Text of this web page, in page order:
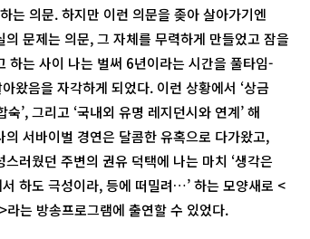
는 의문. 하지만 이런 의문을 좆아 살아가기엔
의 문제는 의문, 그 자체를 무력하게 만들었고 잠을
하는 사이 나는 벌써 6년이라는 시간을 풀타임-
왔음을 자각하게 되었다. 이런 상황에서 ‘상금
숙’, 그리고 ‘국내외 유명 레지던시와 연계’ 해
의 서바이벌 경연은 달콤한 유혹으로 다가왔고,
스러웠던 주변의 권유 덕택에 나는 마치 ‘생각은
하도 극성이라, 등에 떠밀려…’ 하는 모양새로 <
라는 방송프로그램에 출연할 수 있었다.